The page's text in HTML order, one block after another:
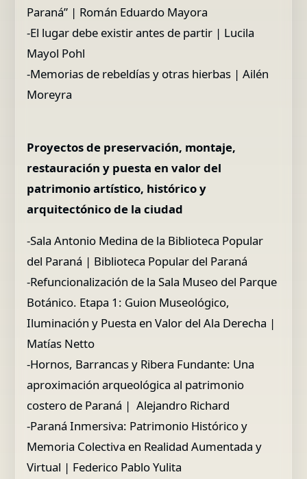
Paraná” | Román Eduardo Mayora
-El lugar debe existir antes de partir | Lucila
Mayol Pohl
-Memorias de rebeldías y otras hierbas | Ailén
Moreyra
Proyectos de preservación, montaje,
restauración y puesta en valor del
patrimonio artístico, histórico y
arquitectónico de la ciudad
-Sala Antonio Medina de la Biblioteca Popular
del Paraná | Biblioteca Popular del Paraná
-Refuncionalización de la Sala Museo del Parque
Botánico. Etapa 1: Guion Museológico,
Iluminación y Puesta en Valor del Ala Derecha |
Matías Netto
-Hornos, Barrancas y Ribera Fundante: Una
aproximación arqueológica al patrimonio
costero de Paraná | Alejandro Richard
-Paraná Inmersiva: Patrimonio Histórico y
Memoria Colectiva en Realidad Aumentada y
Virtual | Federico Pablo Yulita